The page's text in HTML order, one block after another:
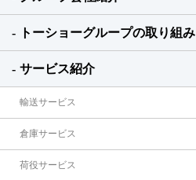
トーショーグループの取り組み
サービス紹介
輸送サービス
倉庫サービス
荷役サービス